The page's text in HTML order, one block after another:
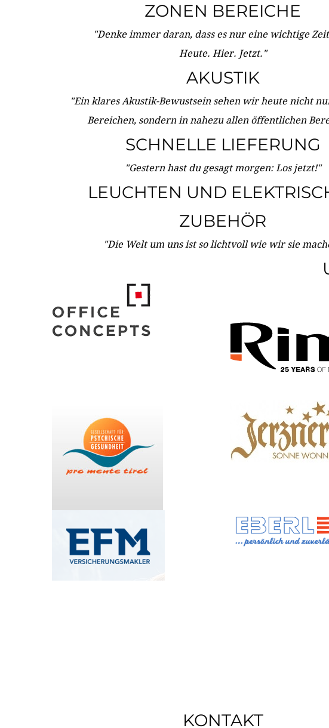
ZONEN BEREICHE
"Denke immer daran, dass es nur eine wichtige
Heute. Hier. Jetzt."
AKUSTIK
"Ein klares Akustik-Bewustsein sehen wir heute nicht
Bereichen, sondern in nahezu allen öffentlichen
SCHNELLE LIEFERUNG
"Gestern hast du gesagt morgen: Los jetzt!"
LEUCHTEN UND
ZUBEHÖR
"Die Welt um uns ist so lichtvoll wie wir sie
KONTAKT